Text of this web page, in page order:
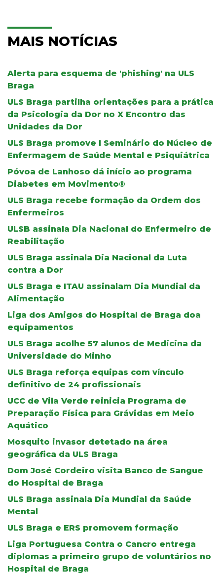
MAIS NOTÍCIAS
Alerta para esquema de 'phishing' na ULS
Braga
ULS Braga partilha orientações para a prática
da Psicologia da Dor no X Encontro das
Unidades da Dor
ULS Braga promove I Seminário do Núcleo de
Enfermagem de Saúde Mental e Psiquiátrica
Póvoa de Lanhoso dá início ao programa
Diabetes em Movimento®
ULS Braga recebe formação da Ordem dos
Enfermeiros
ULSB assinala Dia Nacional do Enfermeiro de
Reabilitação
ULS Braga assinala Dia Nacional da Luta
contra a Dor
ULS Braga e ITAU assinalam Dia Mundial da
Alimentação
Liga dos Amigos do Hospital de Braga doa
equipamentos
ULS Braga acolhe 57 alunos de Medicina da
Universidade do Minho
ULS Braga reforça equipas com vínculo
definitivo de 24 profissionais
UCC de Vila Verde reinicia Programa de
Preparação Física para Grávidas em Meio
Aquático
Mosquito invasor detetado na área
geográfica da ULS Braga
Dom José Cordeiro visita Banco de Sangue
do Hospital de Braga
ULS Braga assinala Dia Mundial da Saúde
Mental
ULS Braga e ERS promovem formação
Liga Portuguesa Contra o Cancro entrega
diplomas a primeiro grupo de voluntários no
Hospital de Braga